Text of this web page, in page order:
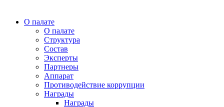
О палате
О палате
Структура
Состав
Эксперты
Партнеры
Аппарат
Противодействие коррупции
Награды
Награды